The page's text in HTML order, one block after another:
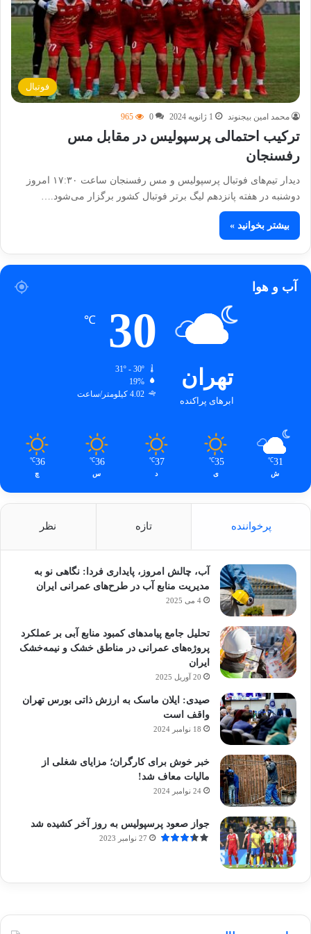
فوتبال
محمد امین بیجنوند 1 ژانویه 2024 0
965
ترکیب احتمالی پرسپولیس در مقابل مس
رفسنجان
دیدار تیم‌های فوتبال پرسپولیس و مس رفسنجان ساعت ۱۷:۳۰ امروز
دوشنبه در هفته پانزدهم لیگ برتر فوتبال کشور برگزار می‌شود.…
بیشتر بخوانید »
آب و هوا
تهران
ابرهای پراکنده
30
℃
19%
4.02 کیلومتر/ساعت
31
℃
ش
35
℃
ی
37
℃
د
36
℃
س
36
℃
چ
پرخواننده تازه نظر
آب، چالش امروز، پایداری فردا: نگاهی نو به
مدیریت منابع آب در طرح‌های عمرانی ایران
4 می 2025
تحلیل جامع پیامدهای کمبود منابع آبی بر عملکرد
پروژه‌های عمرانی در مناطق خشک و نیمه‌خشک
ایران
20 آوریل 2025
صیدی: ایلان ماسک به ارزش ذاتی بورس تهران
واقف است
18 نوامبر 2024
خبر خوش برای کارگران؛ مزایای شغلی از
مالیات معاف شد!
24 نوامبر 2024
جواز صعود پرسپولیس به روز آخر کشیده شد
27 نوامبر 2023